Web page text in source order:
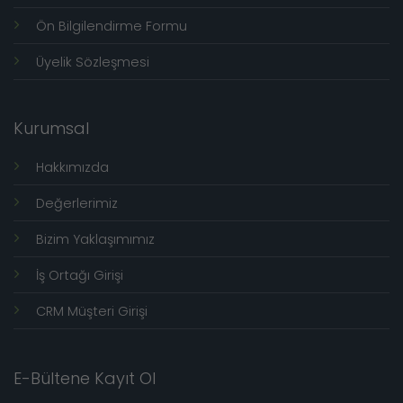
Ön Bilgilendirme Formu
Üyelik Sözleşmesi
Kurumsal
Hakkımızda
Değerlerimiz
Bizim Yaklaşımımız
İş Ortağı Girişi
CRM Müşteri Girişi
E-Bültene Kayıt Ol